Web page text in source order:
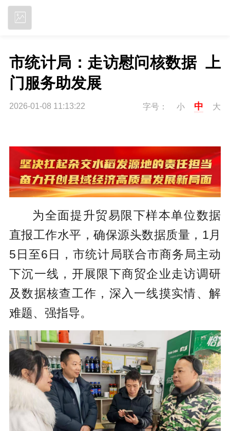
市统计局：走访慰问核数据  上
门服务助发展
2026-01-08 11:13:22 字号： 小 中 大
为全面提升贸易限下样本单位数据
直报工作水平，确保源头数据质量，1月
5日至6日，市统计局联合市商务局主动
下沉一线，开展限下商贸企业走访调研
及数据核查工作，深入一线摸实情、解
难题、强指导。